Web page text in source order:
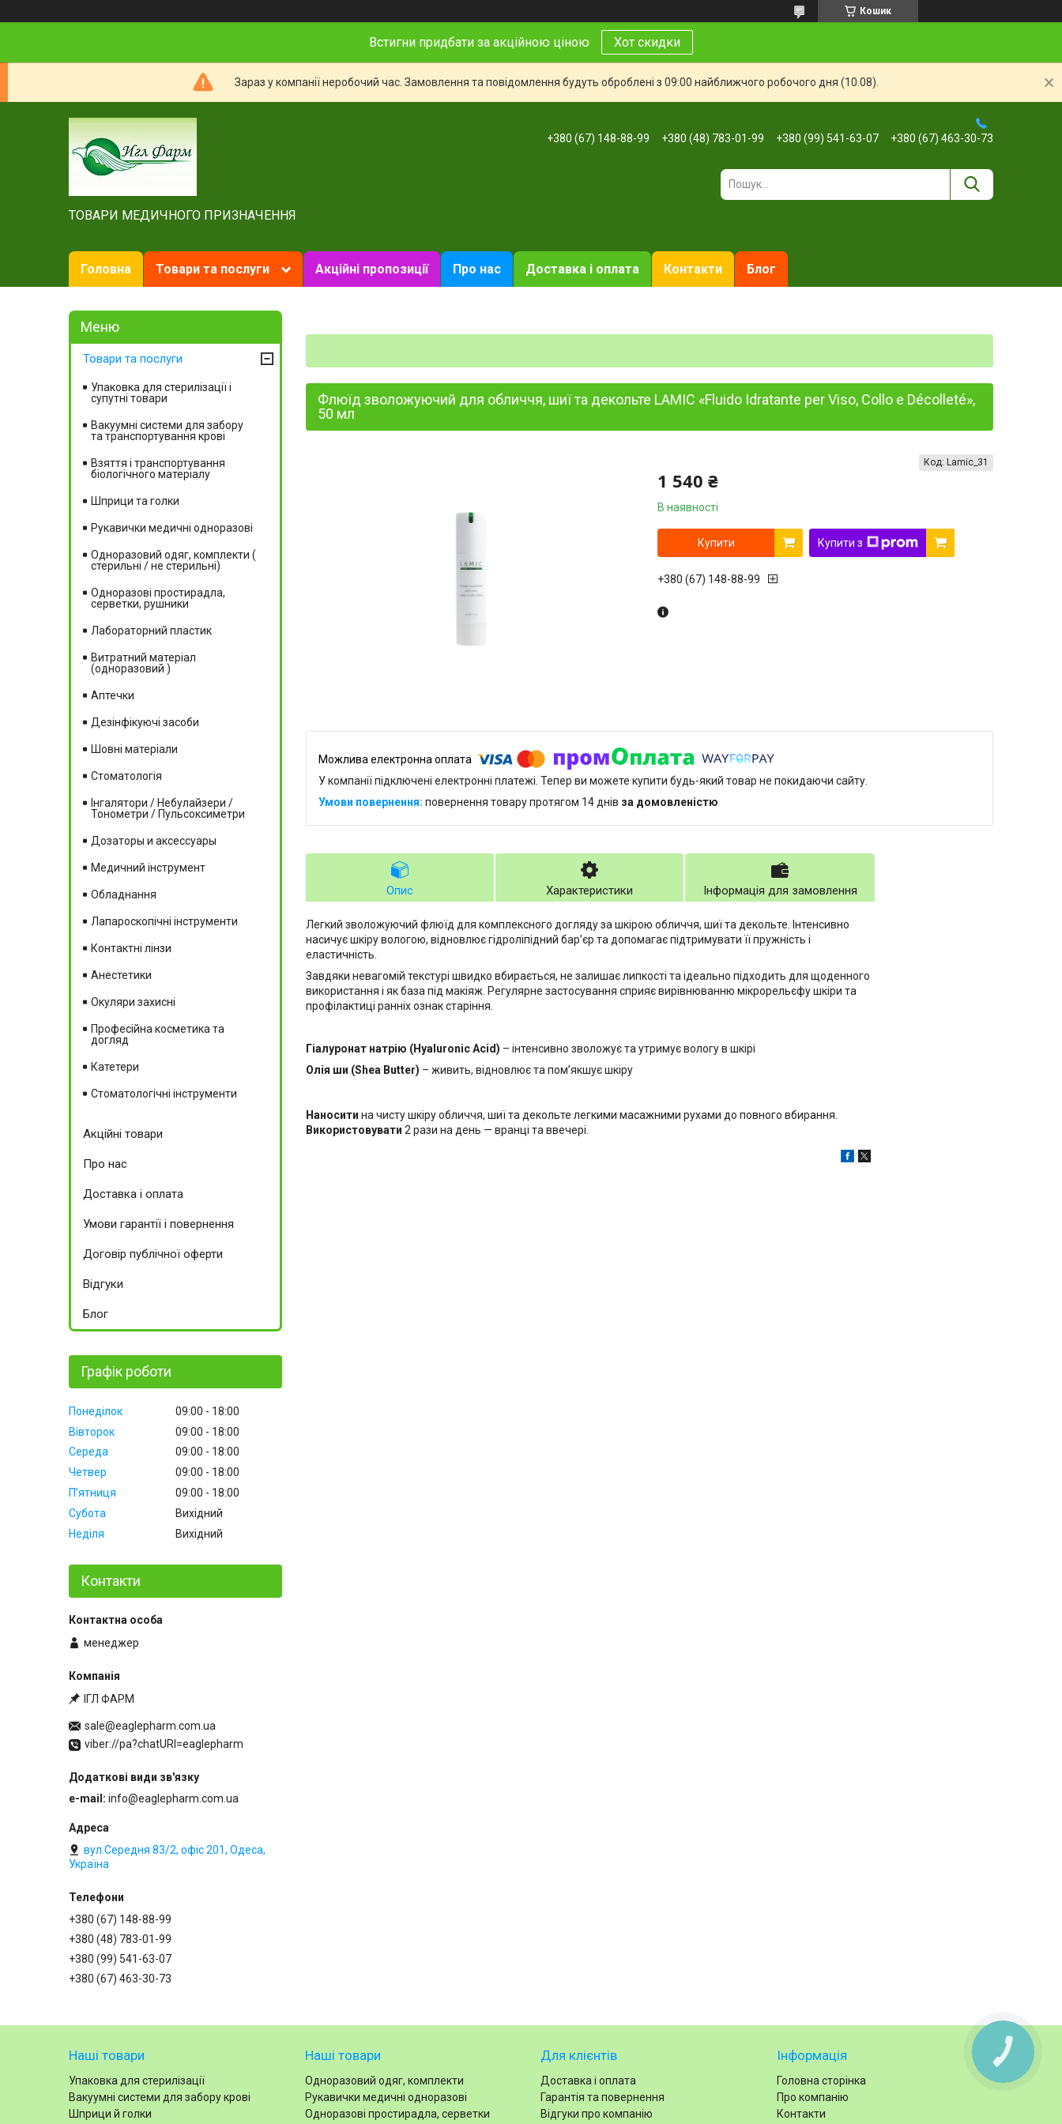
Кошик
Встигни придбати за акційною ціною Хот скидки
Зараз у компанії неробочий час. Замовлення та повідомлення будуть оброблені з 09:00 найближчого робочого дня (10.08).
ТОВАРИ МЕДИЧНОГО ПРИЗНАЧЕННЯ
+380 (67) 148-88-99 +380 (48) 783-01-99 +380 (99) 541-63-07 +380 (67) 463-30-73
Головна Товари та послуги Акційні пропозиції Про нас Доставка і оплата Контакти Блог
Флюїд зволожуючий для обличчя, шиї та декольте LAMIC «Fluido Idratante per Viso, Collo e Décolleté»,
50 мл
1 540 ₴
В наявності
Код: Lamic_31
Купити Купити з
+380 (67) 148-88-99
У компанії підключені електронні платежі. Тепер ви можете купити будь-який товар не покидаючи сайту.
повернення товару протягом 14 днів за домовленістю
Опис Характеристики Інформація для замовлення
Легкий зволожуючий флюїд для комплексного догляду за шкірою обличчя, шиї та декольте. Інтенсивно
насичує шкіру вологою, відновлює гідроліпідний бар’єр та допомагає підтримувати її пружність і
еластичність.
Завдяки невагомій текстурі швидко вбирається, не залишає липкості та ідеально підходить для щоденного
використання і як база під макіяж. Регулярне застосування сприяє вирівнюванню мікрорельєфу шкіри та
профілактиці ранніх ознак старіння.
Гіалуронат натрію (Hyaluronic Acid) – інтенсивно зволожує та утримує вологу в шкірі
Олія ши (Shea Butter) – живить, відновлює та пом’якшує шкіру
Наносити на чисту шкіру обличчя, шиї та декольте легкими масажними рухами до повного вбирання.
Використовувати 2 рази на день — вранці та ввечері.
Товари та послуги
Упаковка для стерилізації і
супутні товари
Вакуумні системи для забору
та транспортування крові
Взяття і транспортування
біологічного матеріалу
Шприци та голки
Рукавички медичні одноразові
Одноразовий одяг, комплекти (
стерильні / не стерильні)
Одноразові простирадла,
серветки, рушники
Лабораторний пластик
Витратний матеріал
(одноразовий )
Аптечки
Дезінфікуючі засоби
Шовні матеріали
Стоматологія
Інгалятори / Небулайзери /
Тонометри / Пульсоксиметри
Дозаторы и аксессуары
Медичний інструмент
Обладнання
Лапароскопічні інструменти
Контактні лінзи
Анестетики
Окуляри захисні
Професійна косметика та
догляд
Катетери
Стоматологічні інструменти
Акційні товари
Про нас
Доставка і оплата
Умови гарантії і повернення
Договір публічної оферти
Відгуки
Блог
Графік роботи
Понеділок 09:00
18:00
Вівторок
09:00
18:00
Середа
09:00
18:00
Четвер
09:00
18:00
Пʼятниця
09:00
18:00
Субота
Вихідний
Неділя
Вихідний
Контакти
менеджер
ІГЛ ФАРМ
sale@eaglepharm.com.ua
viber://pa?chatURI=eaglepharm
e-mail info@eaglepharm.com.ua
вул.Середня 83/2, офіс 201, Одеса,
Україна
+380 (67) 148-88-99
+380 (48) 783-01-99
+380 (99) 541-63-07
+380 (67) 463-30-73
Наші товари
Упаковка для стерилізації
Вакуумні системи для забору крові
Шприци й голки
Наші товари
Одноразовий одяг, комплекти
Рукавички медичні одноразові
Одноразові простирадла, серветки
Для клієнтів
Доставка і оплата
Гарантія та повернення
Відгуки про компанію
Інформація
Головна сторінка
Про компанію
Контакти
КНОПКА
ЗВ'ЯЗКУ